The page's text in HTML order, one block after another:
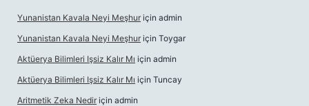
Yunanistan Kavala Neyi Meşhur için admin
Yunanistan Kavala Neyi Meşhur için Toygar
Aktüerya Bilimleri Işsiz Kalır Mı için admin
Aktüerya Bilimleri Işsiz Kalır Mı için Tuncay
Aritmetik Zeka Nedir için admin